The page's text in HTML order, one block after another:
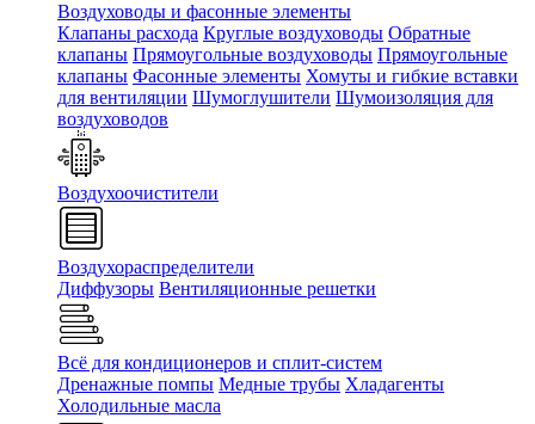
Воздуховоды и фасонные элементы
Клапаны расхода Круглые воздуховоды Обратные
клапаны Прямоугольные воздуховоды Прямоугольные
клапаны Фасонные элементы Хомуты и гибкие вставки
для вентиляции Шумоглушители Шумоизоляция для
воздуховодов
Воздухоочистители
Воздухораспределители
Диффузоры Вентиляционные решетки
Всё для кондиционеров и сплит-систем
Дренажные помпы Медные трубы Хладагенты
Холодильные масла